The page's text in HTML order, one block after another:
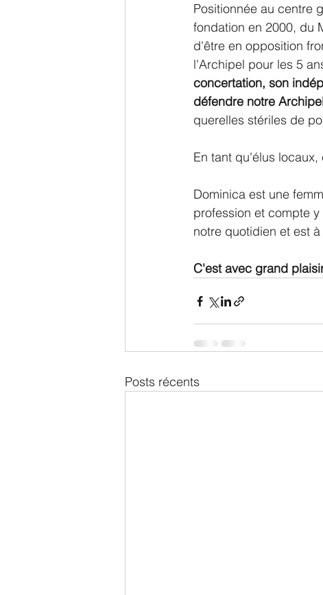
Positionnée au centre
fondation en 2000, du
d'être en opposition
l'Archipel pour les 5
concertation, son
défendre notre
querelles stériles de
En tant qu'élus
Dominica est une
profession et compte
notre quotidien et est
C'est avec grand
Posts récents